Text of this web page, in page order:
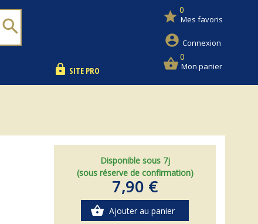
search
lock SITE PRO
star 0
Mes favoris
account_circle Connexion
shopping_basket0
Mon panier
Disponible sous 7j
(sous réserve de confirmation)
7,90 €
shopping_basket Ajouter au panier